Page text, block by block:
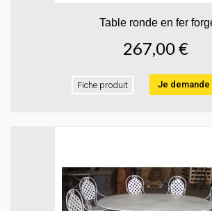
Table ronde en fer
267,00 €
Fiche produit Je demande